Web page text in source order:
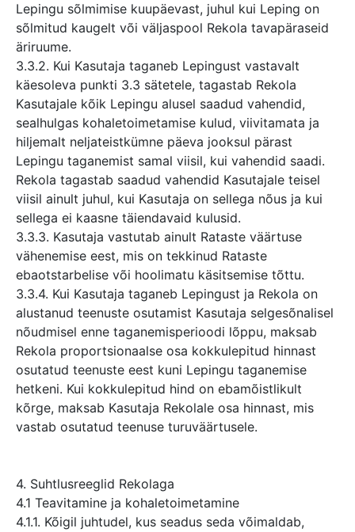
Lepingu sõlmimise kuupäevast, juhul kui Leping on
sõlmitud kaugelt või väljaspool Rekola tavapäraseid
äriruume.
3.3.2. Kui Kasutaja taganeb Lepingust vastavalt
käesoleva punkti 3.3 sätetele, tagastab Rekola
Kasutajale kõik Lepingu alusel saadud vahendid,
sealhulgas kohaletoimetamise kulud, viivitamata ja
hiljemalt neljateistkümne päeva jooksul pärast
Lepingu taganemist samal viisil, kui vahendid saadi.
Rekola tagastab saadud vahendid Kasutajale teisel
viisil ainult juhul, kui Kasutaja on sellega nõus ja kui
sellega ei kaasne täiendavaid kulusid.
3.3.3. Kasutaja vastutab ainult Rataste väärtuse
vähenemise eest, mis on tekkinud Rataste
ebaotstarbelise või hoolimatu käsitsemise tõttu.
3.3.4. Kui Kasutaja taganeb Lepingust ja Rekola on
alustanud teenuste osutamist Kasutaja selgesõnalisel
nõudmisel enne taganemisperioodi lõppu, maksab
Rekola proportsionaalse osa kokkulepitud hinnast
osutatud teenuste eest kuni Lepingu taganemise
hetkeni. Kui kokkulepitud hind on ebamõistlikult
kõrge, maksab Kasutaja Rekolale osa hinnast, mis
vastab osutatud teenuse turuväärtusele.
4. Suhtlusreeglid Rekolaga
4.1 Teavitamine ja kohaletoimetamine
4.1.1. Kõigil juhtudel, kus seadus seda võimaldab,